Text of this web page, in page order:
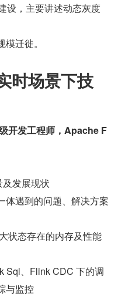
设，主要讲述动态灰度
迁徙。
时场景下技
开发工程师，Apache F
发展现状
体遇到的问题、解决方案
状态存在的内存及性能
Sql、Flink CDC 下的调
与监控